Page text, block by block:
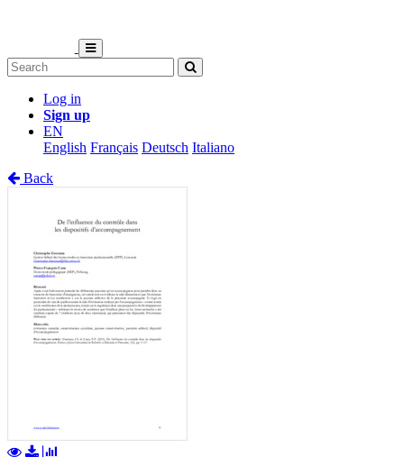
Log in
Sign up
EN
English Français Deutsch Italiano
Back